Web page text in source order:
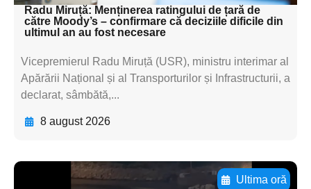
Radu Miruță: Menținerea ratingului de țară de
către Moody’s – confirmare că deciziile dificile din
ultimul an au fost necesare
Vicepremierul Radu Miruță (USR), ministru interimar al
Apărării Național și al Transporturilor și Infrastructurii, a
declarat, sâmbătă,...
8 august 2026
Ultima oră